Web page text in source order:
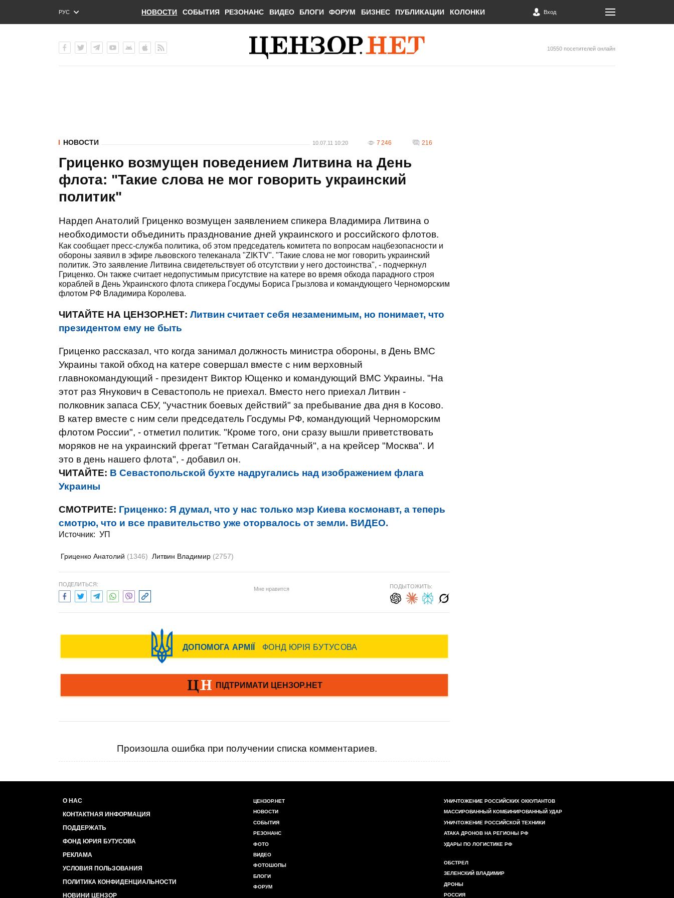
РУС
ENG
НОВОСТИ СОБЫТИЯ РЕЗОНАНС ВИДЕО БЛОГИ ФОРУМ БИЗНЕС ПУБЛИКАЦИИ КОЛОНКИ Вход
10550 посетителей онлайн
НОВОСТИ 10.07.11 10:20 7 246 216
Гриценко возмущен поведением Литвина на День
флота: "Такие слова не мог говорить украинский
политик"
Нардеп Анатолий Гриценко возмущен заявлением спикера Владимира Литвина о
необходимости объединить празднование дней украинского и российского флотов.
Как сообщает пресс-служба политика, об этом председатель комитета по вопросам нацбезопасности и
обороны заявил в эфире львовского телеканала "ZIKTV". "Такие слова не мог говорить украинский
политик. Это заявление Литвина свидетельствует об отсутствии у него достоинства", - подчеркнул
Гриценко. Он также считает недопустимым присутствие на катере во время обхода парадного строя
кораблей в День Украинского флота спикера Госдумы Бориса Грызлова и командующего Черноморским
флотом РФ Владимира Королева.
ЧИТАЙТЕ НА ЦЕНЗОР.НЕТ: Литвин считает себя незаменимым, но понимает, что
президентом ему не быть
Гриценко рассказал, что когда занимал должность министра обороны, в День ВМС
Украины такой обход на катере совершал вместе с ним верховный
главнокомандующий - президент Виктор Ющенко и командующий ВМС Украины. "На
этот раз Янукович в Севастополь не приехал. Вместо него приехал Литвин -
полковник запаса СБУ, "участник боевых действий" за пребывание два дня в Косово.
В катер вместе с ним сели председатель Госдумы РФ, командующий Черноморским
флотом России", - отметил политик. "Кроме того, они сразу вышли приветствовать
моряков не на украинский фрегат "Гетман Сагайдачный", а на крейсер "Москва". И
это в день нашего флота", - добавил он.
ЧИТАЙТЕ: В Севастопольской бухте надругались над изображением флага
Украины
СМОТРИТЕ: Гриценко: Я думал, что у нас только мэр Киева космонавт, а теперь
смотрю, что и все правительство уже оторвалось от земли. ВИДЕО.
Источник: УП
Гриценко Анатолий (1346) Литвин Владимир (2757)
ПОДЕЛИТЬСЯ:
Мне нравится ПОДЫТОЖИТЬ:
Произошла ошибка при получении списка комментариев.
О НАС
КОНТАКТНАЯ ИНФОРМАЦИЯ
ПОДДЕРЖАТЬ
ФОНД ЮРИЯ БУТУСОВА
РЕКЛАМА
УСЛОВИЯ ПОЛЬЗОВАНИЯ
ПОЛИТИКА КОНФИДЕНЦИАЛЬНОСТИ
НОВИНИ ЦЕНЗОР
ЦЕНЗОР.НЕТ
НОВОСТИ
СОБЫТИЯ
РЕЗОНАНС
ФОТО
ВИДЕО
ФОТОШОПЫ
БЛОГИ
ФОРУМ
УНИЧТОЖЕНИЕ РОССИЙСКИХ ОККУПАНТОВ
МАССИРОВАННЫЙ КОМБИНИРОВАННЫЙ УДАР
УНИЧТОЖЕНИЕ РОССИЙСКОЙ ТЕХНИКИ
АТАКА ДРОНОВ НА РЕГИОНЫ РФ
УДАРЫ ПО ЛОГИСТИКЕ РФ
ОБСТРЕЛ
ЗЕЛЕНСКИЙ ВЛАДИМИР
ДРОНЫ
РОССИЯ